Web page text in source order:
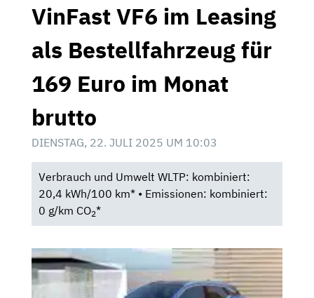
VinFast VF6 im Leasing
als Bestellfahrzeug für
169 Euro im Monat
brutto
DIENSTAG, 22. JULI 2025 UM 10:03
Verbrauch und Umwelt WLTP: kombiniert:
20,4 kWh/100 km* • Emissionen: kombiniert:
0 g/km CO2*